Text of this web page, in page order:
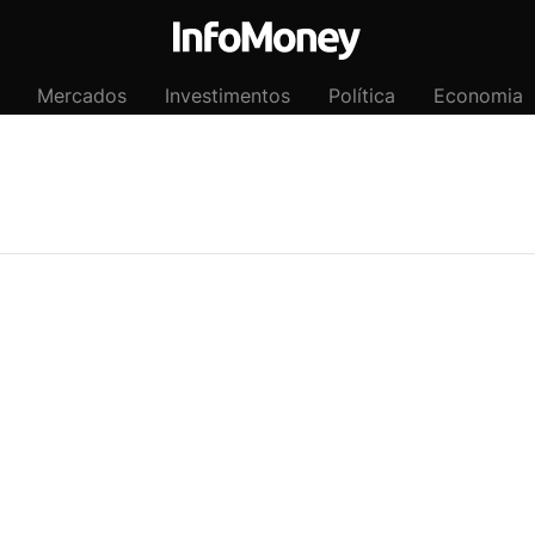
Mercados Investimentos Política Economia